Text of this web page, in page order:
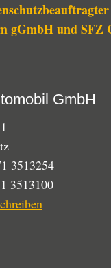
gGmbH und SFZ
GmbH
3513254
3513100